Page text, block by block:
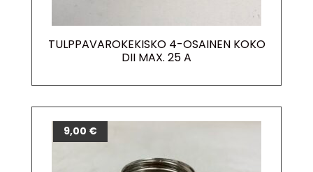
TULPPAVAROKEKISKO 4-OSAINEN KOKO
DII MAX. 25 A
9,00 €